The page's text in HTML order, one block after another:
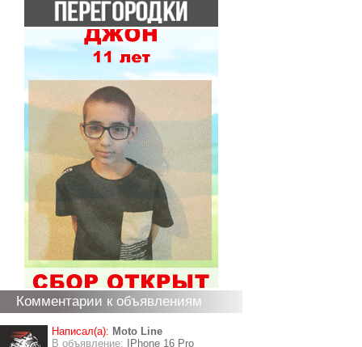
Комментарии к объявлениям
Написал(а): Moto Line
В объявление:
IPhone 16 Pro